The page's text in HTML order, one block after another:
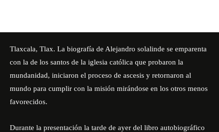
Tlaxcala, Tlax. La biografía de Alejandro solalinde se emparenta
con la de los santos de la iglesia católica que probaron la
mundanidad, iniciaron el proceso de ascesis y retornaron al
mundo para cumplir con la misión mirándose en los otros menos
favorecidos.
Durante la presentación la tarde de ayer del libro autobiográfico